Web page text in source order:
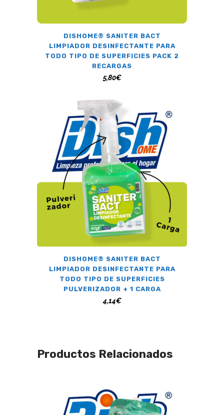
DISHOME® SANITER BACT
LIMPIADOR DESINFECTANTE PARA
TODO TIPO DE SUPERFICIES PACK 2
RECARGAS
5,80€
DISHOME® SANITER BACT
LIMPIADOR DESINFECTANTE PARA
TODO TIPO DE SUPERFICIES
PULVERIZADOR + 1 CARGA
4,14€
Productos Relacionados